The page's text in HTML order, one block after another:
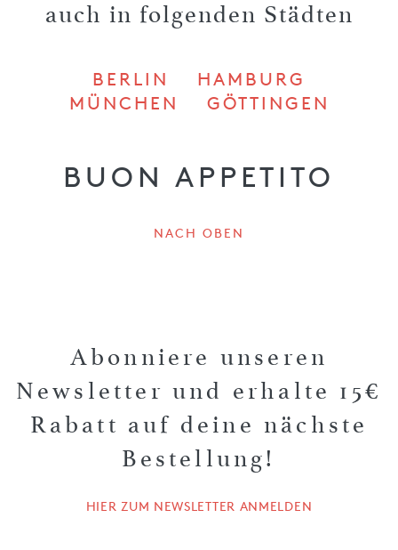
auch in folgenden Städten
BERLIN
HAMBURG
MÜNCHEN
GÖTTINGEN
BUON APPETITO
NACH OBEN
Abonniere unseren
Newsletter und erhalte 15€
Rabatt auf deine nächste
Bestellung!
HIER ZUM NEWSLETTER ANMELDEN